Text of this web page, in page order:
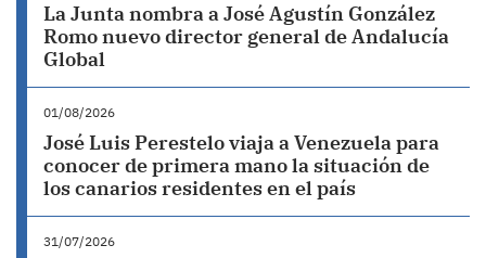
La Junta nombra a José Agustín González
Romo nuevo director general de Andalucía
Global
01/08/2026
José Luis Perestelo viaja a Venezuela para
conocer de primera mano la situación de
los canarios residentes en el país
31/07/2026